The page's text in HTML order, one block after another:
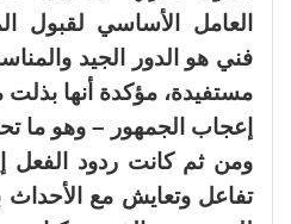
العامل الأساسي
فني هو الدور الجيد
مستفيدة، مؤكدة أنها بذلت
إعجاب الجمهور – وهو ما
ومن ثم كانت ردود الفعل
تفاعل وتعايش مع